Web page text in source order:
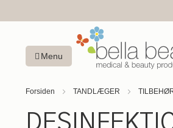
Menu
Forsiden TANDLÆGER